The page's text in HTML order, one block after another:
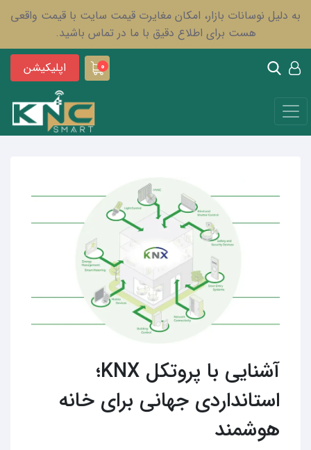
به دلیل نوسانات بازار، امکان مغایرت قیمت سایت با قیمت واقعی
هست برای اطلاع دقیق با ما در تماس باشید.
0 اپلیکیشن
آشنایی با پروتکل KNX؛
استانداردی جهانی برای خانه
هوشمند